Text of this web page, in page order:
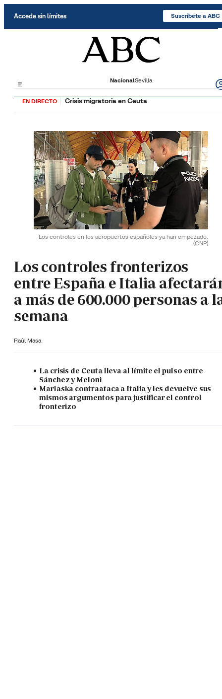
Accede sin límites Suscríbete a ABC
NacionalSevilla
EN DIRECTO Crisis migratoria en Ceuta
Los controles en los aeropuertos españoles ya han empezado.
(CNP)
Los controles fronterizos
entre España e Italia
a más de 600.000 personas a
semana
Raúl Masa
La crisis de Ceuta lleva al límite el pulso entre
Sánchez y Meloni
Marlaska contraataca a Italia y les devuelve sus
mismos argumentos para justificar el control
fronterizo